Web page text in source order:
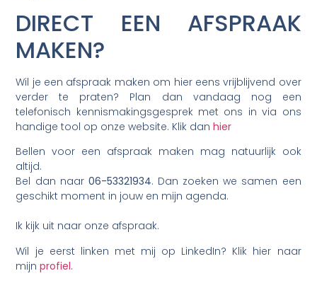
DIRECT EEN AFSPRAAK
MAKEN?
Wil je een afspraak maken om hier eens vrijblijvend over
verder te praten? Plan dan vandaag nog een
telefonisch kennismakingsgesprek met ons in via ons
handige tool op onze website. Klik danhier
Bellen voor een afspraak maken mag natuurlijk ook
altijd.
Bel dan naar 06-53321934. Dan zoeken we samen een
geschikt moment in jouw en mijn agenda.
Ik kijk uit naar onze afspraak.
Wil je eerst linken met mij op LinkedIn? Klik hier naar
mijnprofiel.